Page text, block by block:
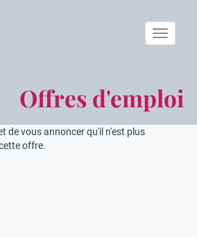
Offres d'emploi
Toggle
de vous annoncer qu'il n'est plus
offre.